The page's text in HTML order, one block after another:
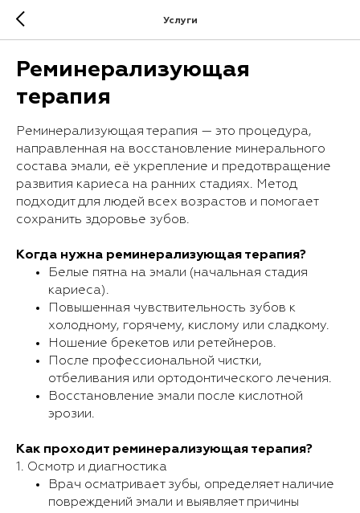
Услуги
Реминерализующая
терапия
Реминерализующая терапия — это процедура,
направленная на восстановление минерального
состава эмали, её укрепление и предотвращение
развития кариеса на ранних стадиях. Метод
подходит для людей всех возрастов и помогает
сохранить здоровье зубов.
Когда нужна реминерализующая терапия?
Белые пятна на эмали (начальная стадия
кариеса).
Повышенная чувствительность зубов к
холодному, горячему, кислому или сладкому.
Ношение брекетов или ретейнеров.
После профессиональной чистки,
отбеливания или ортодонтического лечения.
Восстановление эмали после кислотной
эрозии.
Как проходит реминерализующая терапия?
1. Осмотр и диагностика
Врач осматривает зубы, определяет наличие
повреждений эмали и выявляет причины